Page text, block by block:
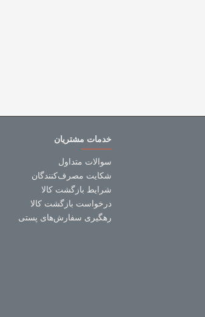
خدمات مشتریان
سوالات متداول
شکایت مصرف‌کنندگان
شرایط بازگشت کالا
درخواست بازگشت کالا
رهگیری سفارش‌های پستی